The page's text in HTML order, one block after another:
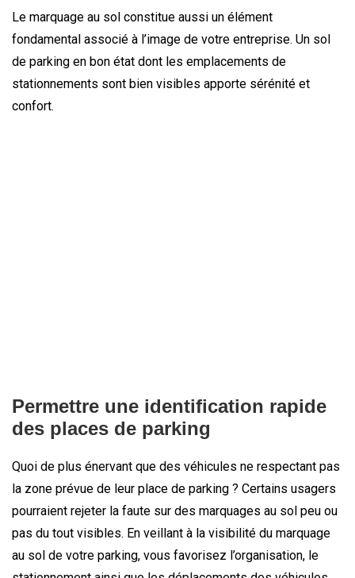
Le marquage au sol constitue aussi un élément
fondamental associé à l’image de votre entreprise. Un sol
de parking en bon état dont les emplacements de
stationnements sont bien visibles apporte sérénité et
confort.
Permettre une identification rapide
des places de parking
Quoi de plus énervant que des véhicules ne respectant pas
la zone prévue de leur place de parking ? Certains usagers
pourraient rejeter la faute sur des marquages au sol peu ou
pas du tout visibles. En veillant à la visibilité du marquage
au sol de votre parking, vous favorisez l’organisation, le